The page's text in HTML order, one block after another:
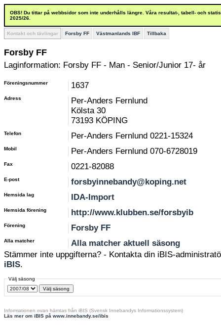
OBS! Du tittar på webbsidor som inte underhålls längre. Våra resultat-, tabell- och
2025/26.
Kontakt och tävlingar Forsby FF Västmanlands IBF Tillbaka
Forsby FF
Laginformation: Forsby FF - Man - Senior/Junior 17- år
Föreningsnummer 1637
Adress
Per-Anders Fernlund
Kölsta 30
73193 KÖPING
Telefon Per-Anders Fernlund 0221-15324
Mobil Per-Anders Fernlund 070-6728019
Fax 0221-82088
E-post forsbyinnebandy@koping.net
Hemsida lag IDA-Import
Hemsida förening http://www.klubben.se/forsbyib
Förening Forsby FF
Alla matcher
Alla matcher aktuell säsong
Stämmer inte uppgifterna? - Kontakta din iBIS-
iBIS.
Välj säsong
Informationen ovan hämtas från iBIS (Svensk Innebandys Informationssystem)
Läs mer om iBIS på www.innebandy.se/ibis